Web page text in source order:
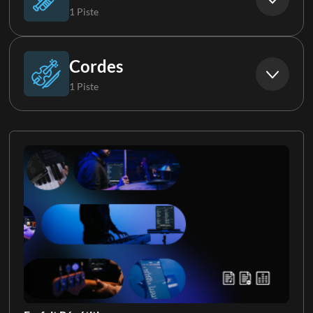
Ténor 2
Ukulélé
1 Piste
Cuivres
Cordes
1 Piste